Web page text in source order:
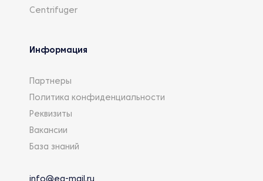
Centrifuger
Информация
Партнеры
Политика конфиденциальности
Реквизиты
Вакансии
База знаний
info@eg-mail.ru